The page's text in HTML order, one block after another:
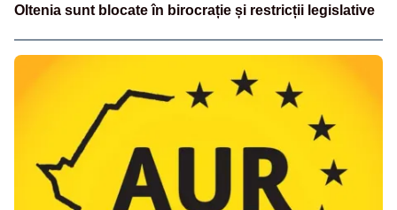
Oltenia sunt blocate în birocrație și restricții legislative